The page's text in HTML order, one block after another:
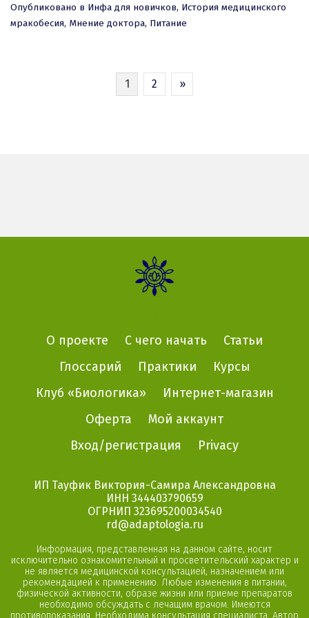
Опубликовано в Инфа для новичков, История медицинского
мракобесия, Мнение доктора, Питание
1 2 »
О проекте С чего начать
Статьи
Глоссарий
Практики
Курсы
Клуб «Биологика»
Интернет-магазин
Оферта
Мой аккаунт
Вход/регистрация
Privacy
ИП Тауфик Виктория-Самира Александровна
ИНН 344403790659
ОГРНИП 323695200034540
rd@adaptologia.ru
Информация, представленная на данном сайте, носит
исключительно ознакомительный и просветительский характер и
не является медицинской консультацией, назначением или
рекомендацией к применению. Любые изменения в питании,
физической активности, образе жизни или приеме препаратов
необходимо обсуждать с лечащим врачом. Имеются